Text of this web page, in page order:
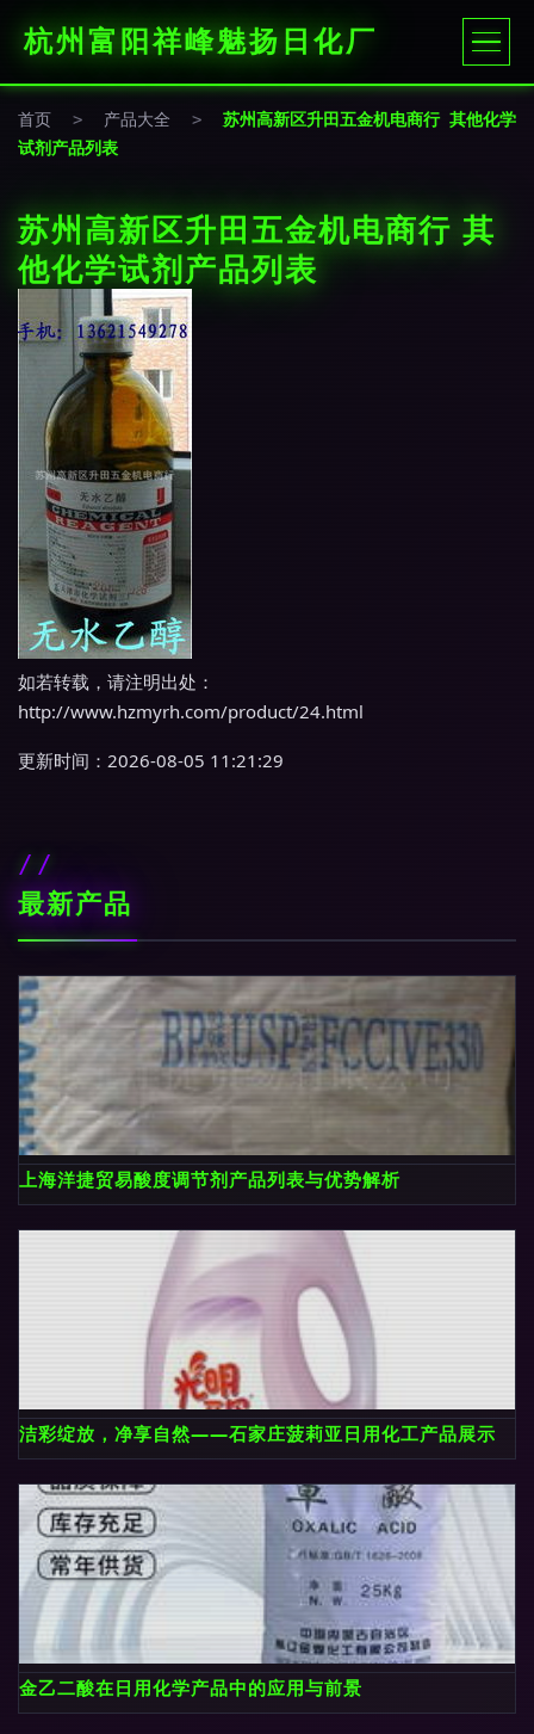
杭州富阳祥峰魅扬日化厂
首页 > 产品大全 >
苏州高新区升田五金机电商行 其他化学
试剂产品列表
苏州高新区升田五金机电商行 其
他化学试剂产品列表
如若转载，请注明出处：
http://www.hzmyrh.com/product/24.html
更新时间：2026-08-05 11:21:29
最新产品
上海洋捷贸易酸度调节剂产品列表与优势解析
洁彩绽放，净享自然——石家庄菠莉亚日用化工产品展示
金乙二酸在日用化学产品中的应用与前景